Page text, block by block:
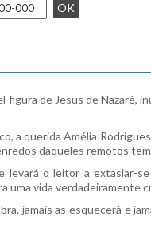
OK
de Jesus de Nazaré,
a querida Amélia
daqueles remotos
o leitor a extasiar-
uma vida verdadeiramente
jamais as esquecerá e